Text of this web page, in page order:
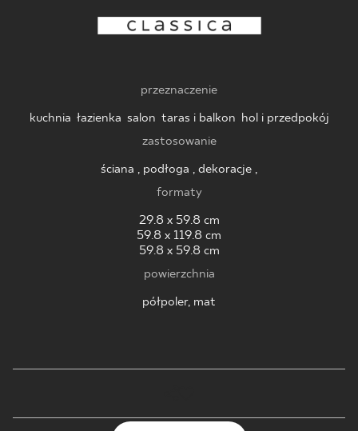
BLOG
O NAS
MÓJ PROFIL
KONTAKT
przeznaczenie
kuchnia łazienka salon taras i balkon hol i przedpokój
zastosowanie
ściana , podłoga , dekoracje ,
formaty
29.8 x 59.8 cm
59.8 x 119.8 cm
59.8 x 59.8 cm
powierzchnia
półpoler, mat